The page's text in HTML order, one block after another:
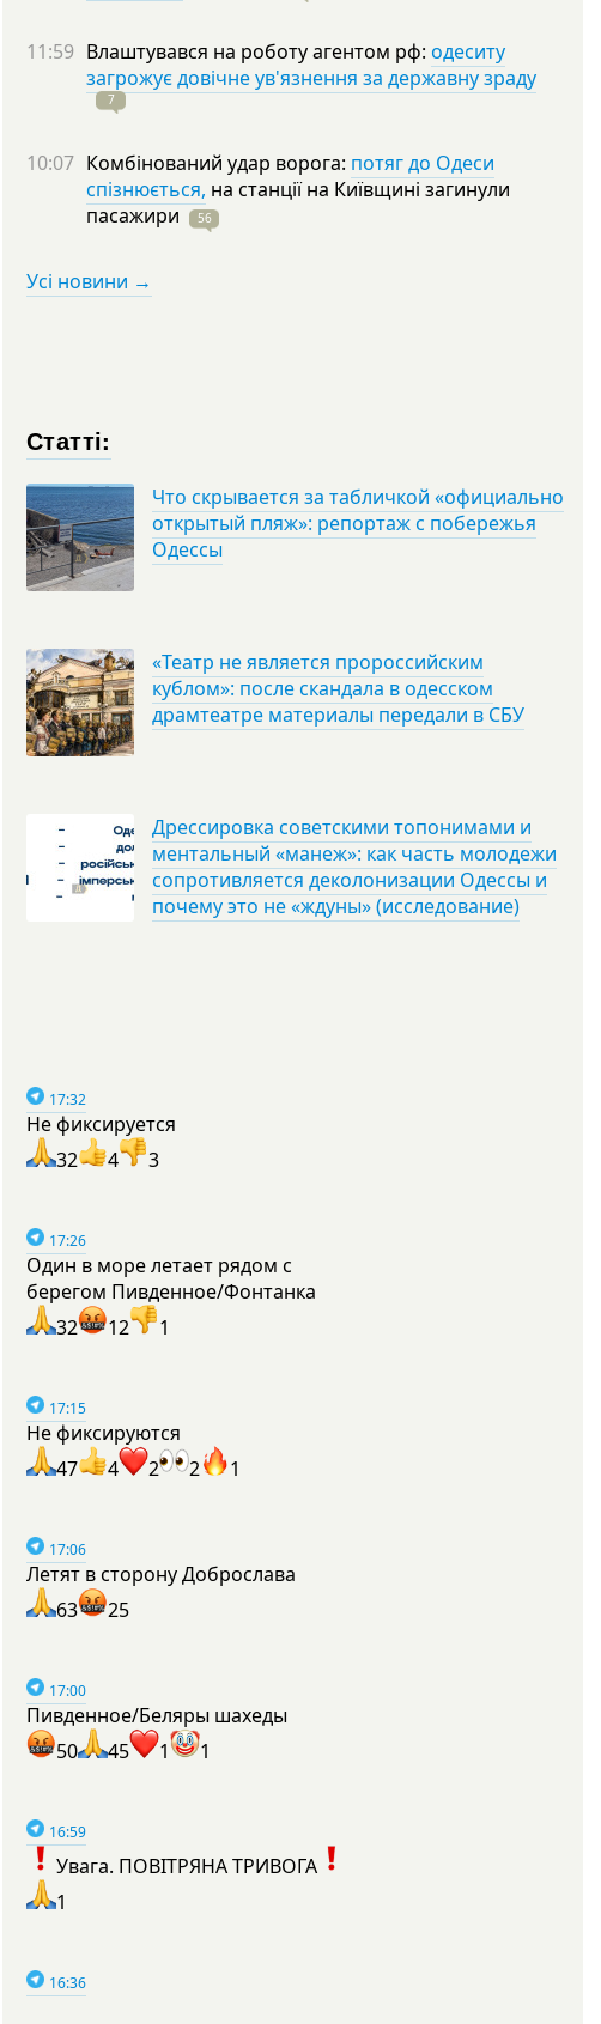
11:59 Влаштувався на роботу агентом рф: одеситу
загрожує довічне ув'язнення за державну зраду
7
10:07 Комбінований удар ворога: потяг до Одеси
спізнюється, на станції на Київщині загинули
пасажири
56
Усі новини →
Статті:
Что скрывается за табличкой «официально
открытый пляж»: репортаж с побережья
Одессы
«Театр не является пророссийским
кублом»: после скандала в одесском
драмтеатре материалы передали в СБУ
Дрессировка советскими топонимами и
ментальный «манеж»: как часть молодежи
сопротивляется деколонизации Одессы и
почему это не «ждуны» (исследование)
17:32
Не фиксируется
32
4 3
17:26
Один в море летает рядом с
берегом Пивденное/Фонтанка
32
12 1
17:15
Не фиксируются
47
4 2 2 1
17:06
Летят в сторону Доброслава
63
25
17:00
Пивденное/Беляры шахеды
50
45 1 1
16:59
Увага. ПОВІТРЯНА ТРИВОГА
1
16:36